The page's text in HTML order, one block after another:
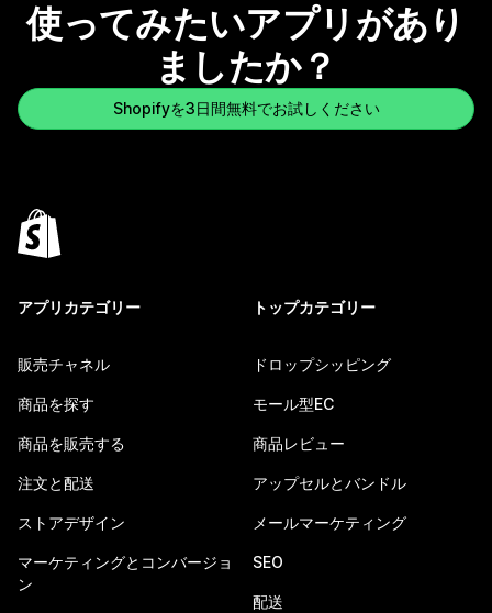
使ってみたいアプリがあり
ましたか？
Shopifyを3日間無料でお試しください
アプリカテゴリー
販売チャネル
商品を探す
商品を販売する
注文と配送
ストアデザイン
マーケティングとコンバージョ
ン
トップカテゴリー
ドロップシッピング
モール型EC
商品レビュー
アップセルとバンドル
メールマーケティング
SEO
配送